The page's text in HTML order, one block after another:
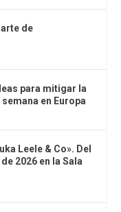
de
para mitigar la
en Europa
Leele & Co». Del
2026 en la Sala